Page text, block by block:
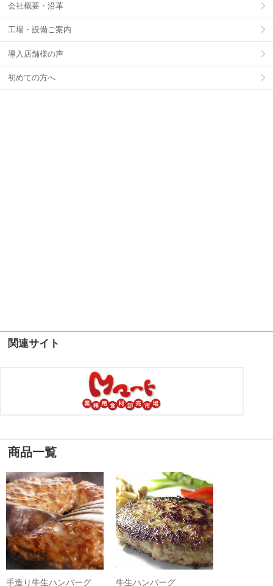
会社概要・沿革
工場・設備ご案内
導入店舗様の声
初めての方へ
関連サイト
商品一覧
手造り牛生ハンバーグ 牛生ハンバーグ